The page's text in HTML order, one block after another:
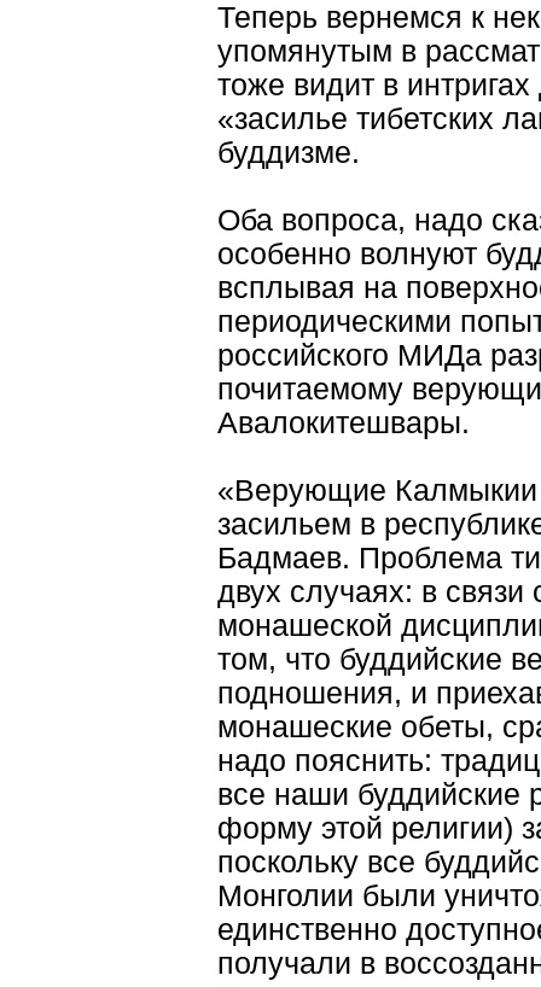
Теперь вернемся к
упомянутым в
тоже видит в
«засилье тибетских
буддизме.
Оба вопроса, надо
особенно волнуют
всплывая на
периодическими
российского МИДа
почитаемому
Авалокитешвары.
«Верующие Калмыкии
засильем в
Бадмаев. Проблема
двух случаях: в
монашеской
том, что буддийские
подношения, и
монашеские обеты,
надо пояснить:
все наши буддийские
форму этой религии)
поскольку все
Монголии были
единственно
получали в